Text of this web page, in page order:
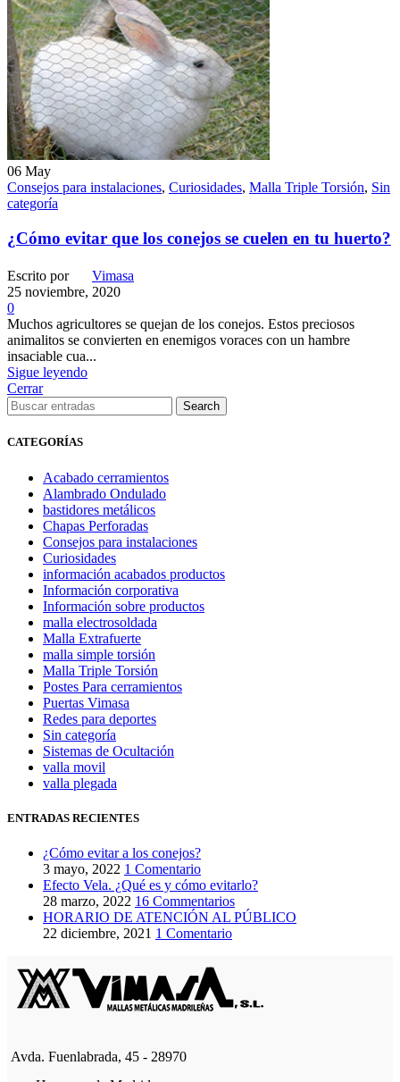
06 May
Consejos para instalaciones, Curiosidades, Malla Triple Torsión, Sin
categoría
¿Cómo evitar que los conejos se cuelen en tu huerto?
Escrito por
Vimasa
25 noviembre, 2020
0
Muchos agricultores se quejan de los conejos. Estos preciosos
animalitos se convierten en enemigos voraces con un hambre
insaciable cua...
Sigue leyendo
Cerrar
Search
CATEGORÍAS
Acabado cerramientos
Alambrado Ondulado
bastidores metálicos
Chapas Perforadas
Consejos para instalaciones
Curiosidades
información acabados productos
Información corporativa
Información sobre productos
malla electrosoldada
Malla Extrafuerte
malla simple torsión
Malla Triple Torsión
Postes Para cerramientos
Puertas Vimasa
Redes para deportes
Sin categoría
Sistemas de Ocultación
valla movil
valla plegada
ENTRADAS RECIENTES
¿Cómo evitar a los conejos?
3 mayo, 2022 1 Comentario
Efecto Vela. ¿Qué es y cómo evitarlo?
28 marzo, 2022 16 Commentarios
HORARIO DE ATENCIÓN AL PÚBLICO
22 diciembre, 2021 1 Comentario
Avda. Fuenlabrada, 45 - 28970